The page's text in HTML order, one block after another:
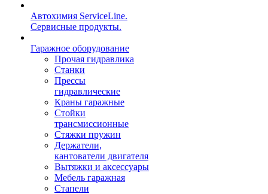
Автохимия ServiceLine.
Сервисные продукты.
Гаражное оборудование
Прочая гидравлика
Станки
Прессы
гидравлические
Краны гаражные
Стойки
трансмиссионные
Стяжки пружин
Держатели,
кантователи двигателя
Вытяжки и аксессуары
Мебель гаражная
Стапели